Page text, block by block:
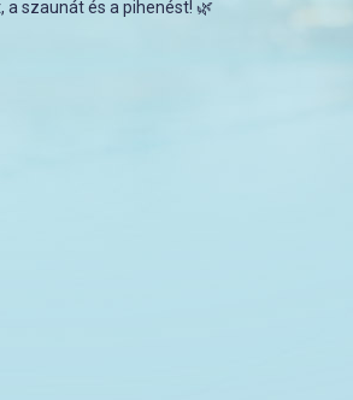
szaunát és a pihenést! 🌿